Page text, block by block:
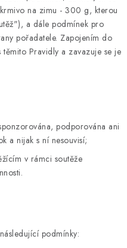
Hodnocení obchodu
na zimu - 300 g, kterou
a dále podmínek pro
pořadatele. Zapojením do
těmito Pravidly a zavazuje se je
podporována ani
a nijak s ní nesouvisí;
v rámci soutěže
podmínky: